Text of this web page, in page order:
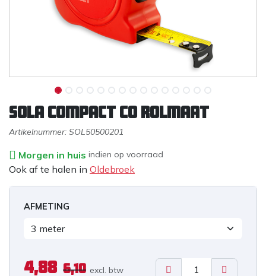
Sola Compact CO Rolmaat
Artikelnummer: SOL50500201
Morgen in huis indien op voorraad
Ook af te halen in Oldebroek
AFMETING
4,88 6,10 excl. btw